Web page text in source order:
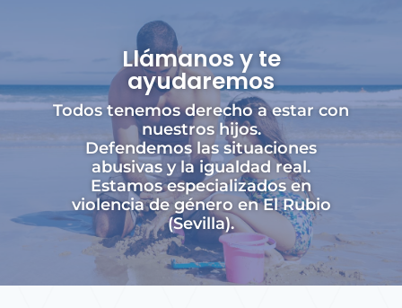
Llámanos y te
ayudaremos
Todos tenemos derecho a estar con
nuestros hijos.
Defendemos las situaciones
abusivas y la igualdad real.
Estamos especializados en
violencia de género en El Rubio
(Sevilla).